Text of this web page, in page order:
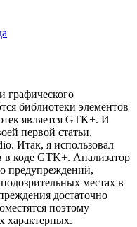
графического
библиотеки элементов
является GTK+. И
первой статьи,
Итак, я использовал
в коде GTK+. Анализатор
предупреждений,
местах в
достаточно
поэтому
характерных.